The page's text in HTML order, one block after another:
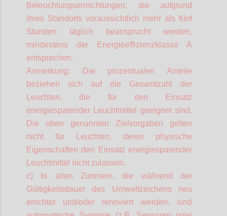
Beleuchtungseinrichtungen, die aufgrund
ihres Standorts voraussichtlich mehr als fünf
Stunden täglich beansprucht werden,
mindestens der Energieeffizienzklasse A
entsprechen.
Anmerkung: Die prozentualen Anteile
beziehen sich auf die Gesamtzahl der
Leuchten, die für den Einsatz
energiesparender Leuchtmittel geeignet sind.
Die oben genannten Zielvorgaben gelten
nicht für Leuchten, deren physische
Eigenschaften den Einsatz energiesparender
Leuchtmittel nicht zulassen.
c) In allen Zimmern, die während der
Gültigkeitsdauer des Umweltzeichens neu
errichtet und/oder renoviert werden, sind